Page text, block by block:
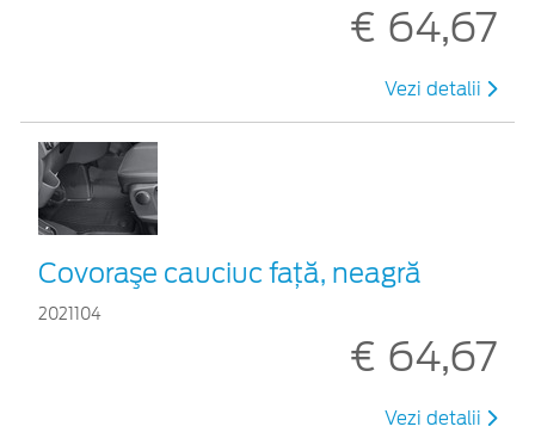
€ 64,67
Vezi detalii
Covoraşe cauciuc faţă, neagră
2021104
€ 64,67
Vezi detalii